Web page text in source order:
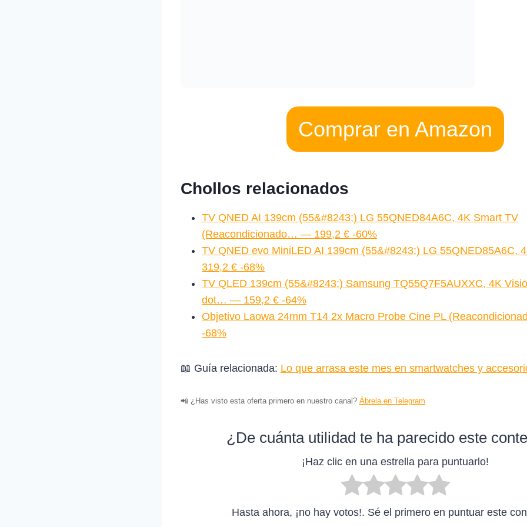
Comprar en Amazon
Chollos relacionados
TV QNED AI 139cm (55&#8243;) LG 55QNED84A6C, 4K Smart TV
(Reacondicionado… — 199,2 € -60%
TV QNED evo MiniLED AI 139cm (55&#8243;) LG
319,2 € -68%
TV QLED 139cm (55&#8243;) Samsung TQ55Q7F5AUXXC, 4K
dot… — 159,2 € -64%
Objetivo Laowa 24mm T14 2x Macro Probe Cine PL
-68%
📖 Guía relacionada: Lo que arrasa este mes en smartwatches y
📲 ¿Has visto esta oferta primero en nuestro canal? Ábrela en Telegram
¿De cuánta utilidad te ha parecido este
¡Haz clic en una estrella para puntuarlo!
Hasta ahora, ¡no hay votos!. Sé el primero en puntuar este